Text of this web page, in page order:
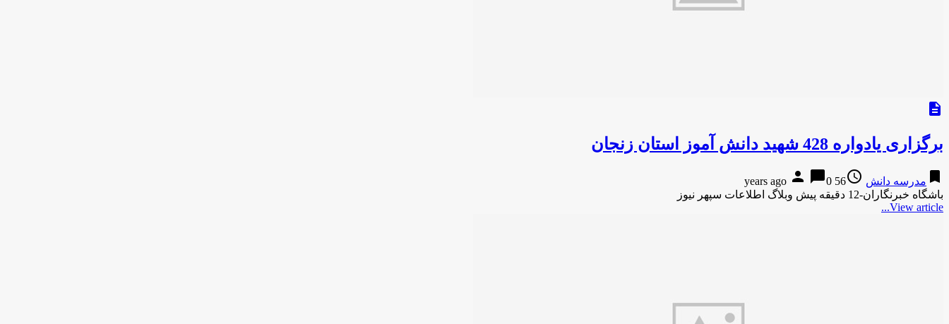
description
برگزاری یادواره 428 شهید دانش آموز استان زنجان
bookmark مدرسه دانش access_time
56 years ago
person chat_bubble0
باشگاه خبرنگاران-12 دقیقه پیش وبلاگ اطلاعات سپهر نیوز
View article...